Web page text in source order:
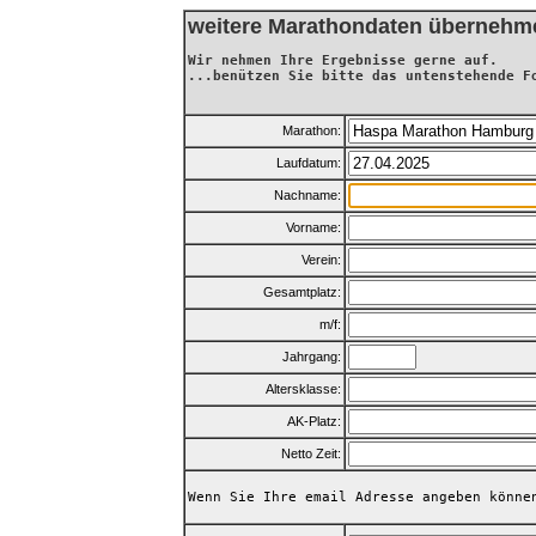
weitere Marathondaten
Wir nehmen Ihre Ergebnisse gerne auf.
...benützen Sie bitte das untenstehende
Marathon:
Laufdatum:
Nachname:
Vorname:
Verein:
Gesamtplatz:
m/f:
Jahrgang:
Altersklasse:
AK-Platz:
Netto Zeit:
Wenn Sie Ihre email Adresse angeben